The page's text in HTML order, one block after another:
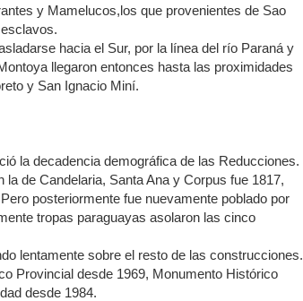
y Mamelucos,los que provenientes de Sao
hacia el Sur, por la línea del río Paraná y
llegaron entonces hasta las proximidades
y San Ignacio Miní.
la decadencia demográfica de las Reducciones.
de Candelaria, Santa Ana y Corpus fue 1817,
posteriormente fue nuevamente poblado por
tropas paraguayas asolaron las cinco
lentamente sobre el resto de las construcciones.
Provincial desde 1969, Monumento Histórico
desde 1984.